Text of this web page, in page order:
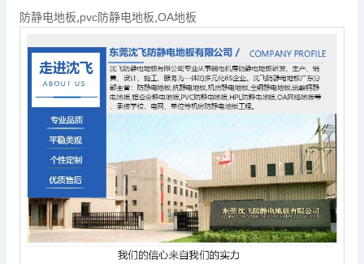
防静电地板 pvc防静电地板 OA地板